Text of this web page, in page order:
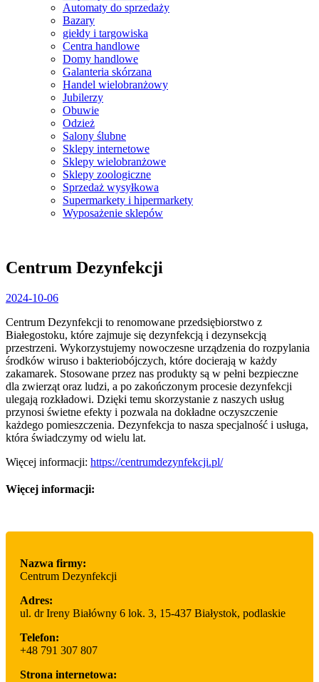
Automaty do sprzedaży
Bazary
giełdy i targowiska
Centra handlowe
Domy handlowe
Galanteria skórzana
Handel wielobranżowy
Jubilerzy
Obuwie
Odzież
Salony ślubne
Sklepy internetowe
Sklepy wielobranżowe
Sklepy zoologiczne
Sprzedaż wysyłkowa
Supermarkety i hipermarkety
Wyposażenie sklepów
Centrum Dezynfekcji
2024-10-062024-
06
Centrum Dezynfekcji to renomowane przedsiębiorstwo z
Białegostoku, które zajmuje się dezynfekcją i dezynsekcją
przestrzeni. Wykorzystujemy nowoczesne urządzenia do rozpylania
środków wiruso i bakteriobójczych, które docierają w każdy
zakamarek. Stosowane przez nas produkty są w pełni bezpieczne
dla zwierząt oraz ludzi, a po zakończonym procesie dezynfekcji
ulegają rozkładowi. Dzięki temu skorzystanie z naszych usług
przynosi świetne efekty i pozwala na dokładne oczyszczenie
każdego pomieszczenia. Dezynfekcja to nasza specjalność i usługa,
która świadczymy od wielu lat.
Więcej informacji: https://centrumdezynfekcji.pl/
Więcej informacji:
Nazwa firmy:
Centrum Dezynfekcji
Adres:
ul. dr Ireny Białówny 6 lok. 3, 15-437 Białystok, podlaskie
Telefon:
+48 791 307 807
Strona internetowa: